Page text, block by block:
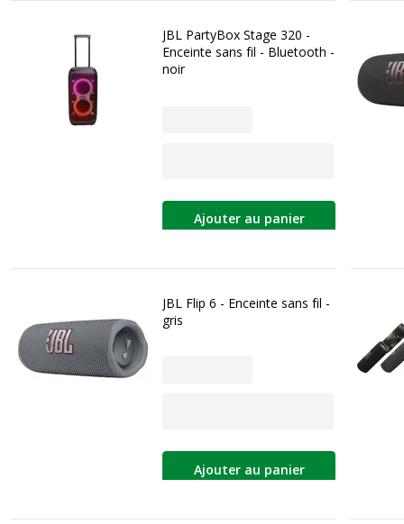
JBL PartyBox Stage 320 -
Enceinte sans fil - Bluetooth -
noir
Ajouter au panier
JBL Flip 6 - Enceinte sans fil -
gris
Ajouter au panier